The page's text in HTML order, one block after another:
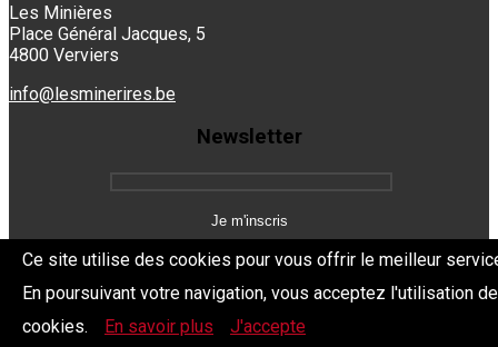
Les Minières
Place Général Jacques, 5
4800 Verviers
info@lesminerires.be
Newsletter
Copyright 2026 Les Mine'Rires - Politique de confidentialité
Ce site utilise des cookies pour vous offrir le meilleur
En poursuivant votre navigation, vous acceptez l'utilisation
cookies.
En savoir plus J'accepte